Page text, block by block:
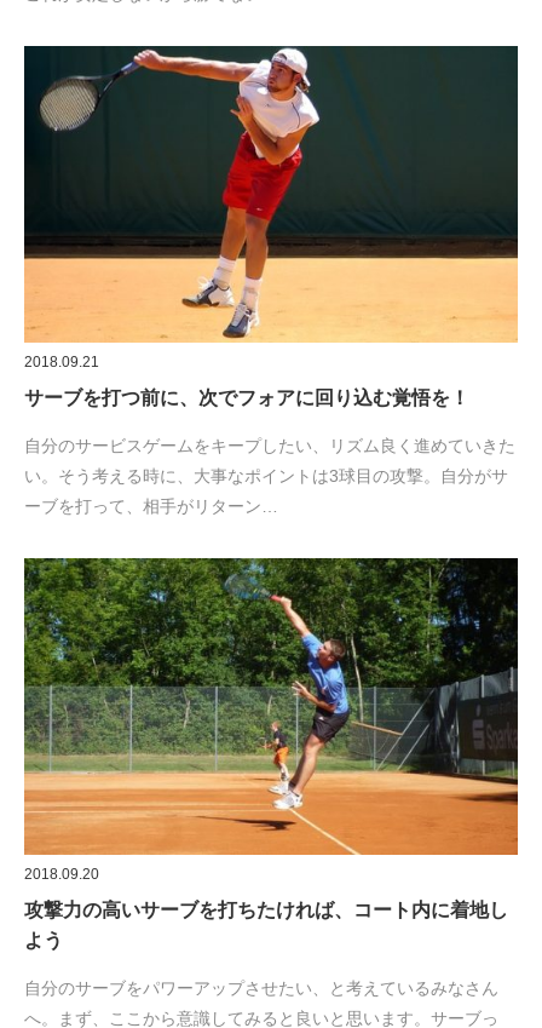
2018.09.21
サーブを打つ前に、次でフォアに回り込む覚悟を！
自分のサービスゲームをキープしたい、リズム良く進めていきた
い。そう考える時に、大事なポイントは3球目の攻撃。自分がサ
ーブを打って、相手がリターン…
2018.09.20
攻撃力の高いサーブを打ちたければ、コート内に着地し
よう
自分のサーブをパワーアップさせたい、と考えているみなさん
へ。まず、ここから意識してみると良いと思います。サーブっ